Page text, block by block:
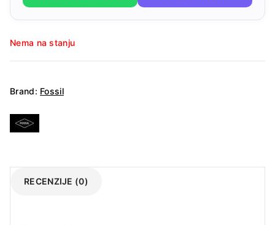
Nema na stanju
Brand: Fossil
RECENZIJE (0)